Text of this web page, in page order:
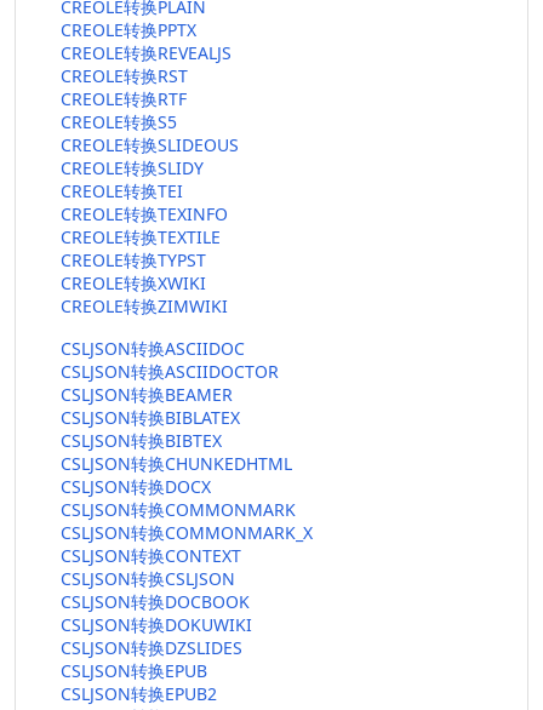
CREOLE转换PLAIN
CREOLE转换PPTX
CREOLE转换REVEALJS
CREOLE转换RST
CREOLE转换RTF
CREOLE转换S5
CREOLE转换SLIDEOUS
CREOLE转换SLIDY
CREOLE转换TEI
CREOLE转换TEXINFO
CREOLE转换TEXTILE
CREOLE转换TYPST
CREOLE转换XWIKI
CREOLE转换ZIMWIKI
CSLJSON转换ASCIIDOC
CSLJSON转换ASCIIDOCTOR
CSLJSON转换BEAMER
CSLJSON转换BIBLATEX
CSLJSON转换BIBTEX
CSLJSON转换CHUNKEDHTML
CSLJSON转换DOCX
CSLJSON转换COMMONMARK
CSLJSON转换COMMONMARK_X
CSLJSON转换CONTEXT
CSLJSON转换CSLJSON
CSLJSON转换DOCBOOK
CSLJSON转换DOKUWIKI
CSLJSON转换DZSLIDES
CSLJSON转换EPUB
CSLJSON转换EPUB2